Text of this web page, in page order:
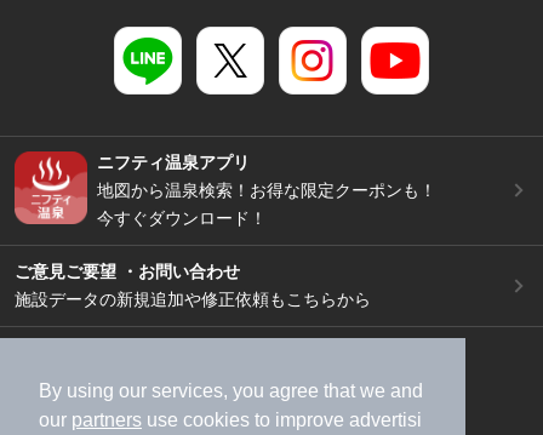
By using our services, you agree that we and
our partners use cookies to improve advertisi
ニフティ温泉アプリ
地図から温泉検索！お得な限定クーポンも！
今すぐダウンロード！
ご意見ご要望 ・お問い合わせ
施設データの新規追加や修正依頼もこちらから
加盟店募集（資料請求）
広告出稿のご案内
利用規約
ライフスタイルMEMBERS+規約